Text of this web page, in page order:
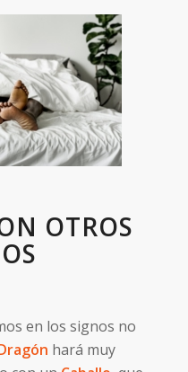
OTROS
en los signos no
hará muy